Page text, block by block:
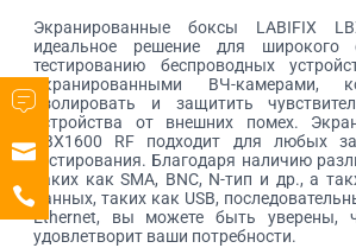
Экранированные боксы LABIFIX
идеальное решение для широкого
тестированию беспроводных
экранированными ВЧ-камерами,
изолировать и защитить
устройства от внешних помех.
LBX1600 RF подходит для любых
тестирования. Благодаря наличию
таких как SMA, BNC, N-тип и др., а
данных, таких как USB,
Ethernet, вы можете быть уверены,
удовлетворит ваши потребности.